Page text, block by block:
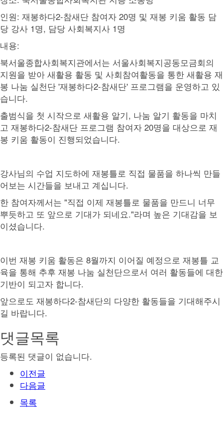
인원: 재봉하다2-참새단 참여자 20명 및 재봉 키움 활동 담
당 강사 1명, 담당 사회복지사 1명
내용:
북서울종합사회복지관에서는 서울사회복지공동모금회의
지원을 받아 새활용 활동 및 사회참여활동을 통한 새활용 재
봉 나눔 실천단 '재봉하다2-참새단' 프로그램을 운영하고 있
습니다.
출범식을 첫 시작으로 새활용 알기, 나눔 알기 활동을 마치
고 재봉하다2-참새단 프로그램 참여자 20명을 대상으로 재
봉 키움 활동이 진행되었습니다.
강사님의 수업 지도하에 재봉틀로 직접 물품을 하나씩 만들
어보는 시간들을 보내고 계십니다.
한 참여자께서는 "직접 이제 재봉틀로 물품을 만드니 너무
뿌듯하고 또 앞으로 기대가 되네요."라며 높은 기대감을 보
이셨습니다.
이번 재봉 키움 활동은 8월까지 이어질 예정으로 재봉틀 교
육을 통해 추후 재봉 나눔 실천단으로서 여러 활동들에 대한
기반이 되고자 합니다.
앞으로도 재봉하다2-참새단의 다양한 활동들을 기대해주시
길 바랍니다.
댓글목록
등록된 댓글이 없습니다.
이전글
다음글
목록